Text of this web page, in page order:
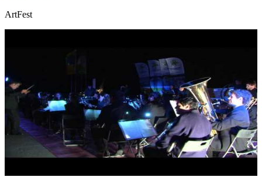
ArtFest